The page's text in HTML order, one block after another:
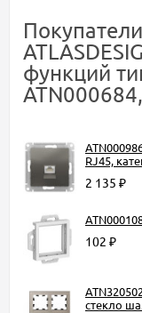
функций
RJ45,
2 135 ₽
102 ₽
стекло